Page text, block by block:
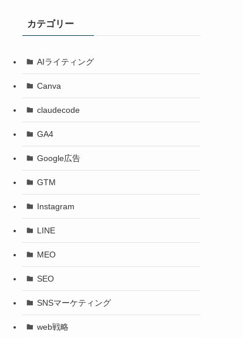
カテゴリー
AIライティング
Canva
claudecode
GA4
Google広告
GTM
Instagram
LINE
MEO
SEO
SNSマーケティング
web戦略